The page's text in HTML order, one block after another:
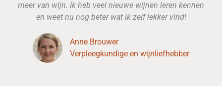
meer van wijn. Ik heb veel nieuwe wijnen leren kennen
en weet nu nog beter wat ik zelf lekker vind!
Anne Brouwer
Verpleegkundige en wijnliefhebber